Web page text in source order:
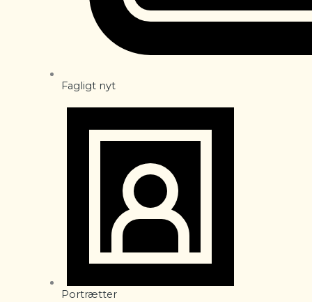
Fagligt nyt
Portrætter